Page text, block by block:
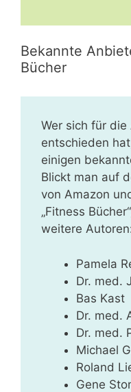
Bekannte
Bücher
Wer sich für
entschieden
einigen
Blickt man auf
von Amazon
„Fitness
weitere
Pamela
Dr. med.
Bas Kast
Dr. med.
Dr. med.
Michael
Roland
Gene